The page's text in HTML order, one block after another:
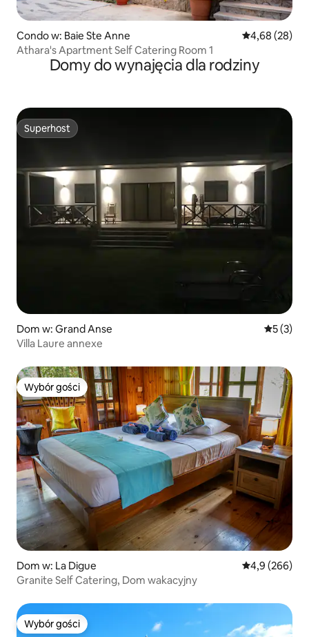
Condo w: Baie Ste Anne Średnia
4,68 (28)
Athara's Apartment Self Catering Room 1
Domy do wynajęcia dla rodziny
Superhost
Superhost
Dom w: Grand Anse Średnia
5 (3)
Villa Laure annexe
Wybór gości
Wybór gości
Dom w: La Digue Średnia
4,9 (266)
Granite Self Catering, Dom wakacyjny
Wybór gości
Wybór gości